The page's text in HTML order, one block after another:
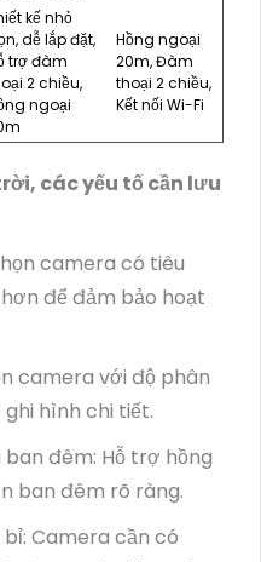
kế nhỏ
dễ lắp đặt,
trợ đàm
2 chiều,
ngoại
Hồng ngoại
20m, Đàm
thoại 2 chiều,
Kết nối Wi-Fi
các yếu tố cần lưu
camera có tiêu
để đảm bảo hoạt
camera với độ phân
ghi hình chi tiết.
ban đêm: Hỗ trợ hồng
ban đêm rõ ràng.
Camera cần có